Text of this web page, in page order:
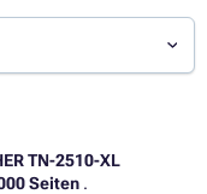
TN-2510-XL
Seiten .